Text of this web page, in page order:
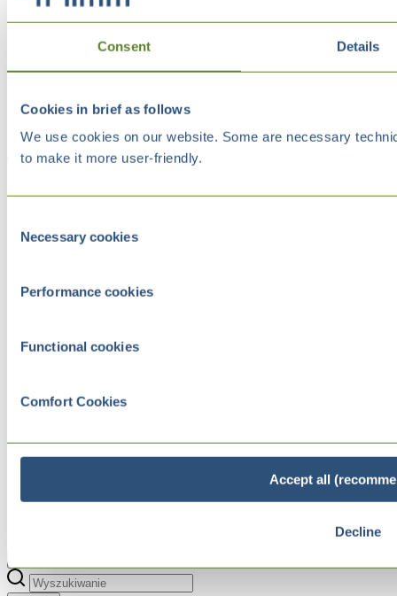
Consent Details
Cookies in brief as follows
We use cookies on our website. Some are necessary
to make it more user-friendly.
Selection
Necessary cookies
Performance cookies
Functional cookies
Comfort Cookies
Accept all
Decline